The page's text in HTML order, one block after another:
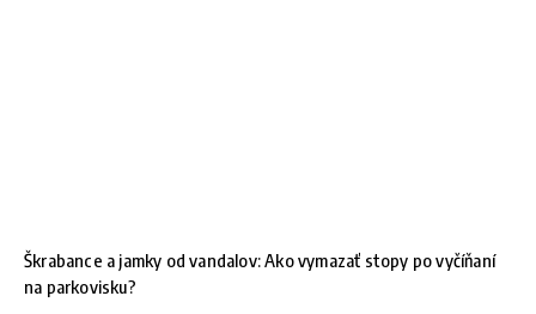
Škrabance a jamky od vandalov: Ako vymazať stopy po vyčíňaní
na parkovisku?